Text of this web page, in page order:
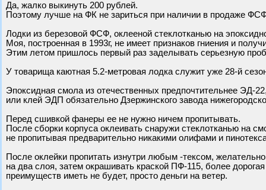
Да, жалко выкинуть 200 рублей.
Поэтому лучше на ФК не зариться при наличии в продаже
Лодки из березовой ФСФ, оклееной стеклотканью на
Моя, построенная в 1993г, не имеет признаков гниения и
Этим летом пришлось первый раз заделывать серьезную
У товарища каютная 5.2-метровая лодка служит уже 28-й
Эпоксидная смола из отечественных предпочтительнее ЭД-
или клей ЭДП обязательно Дзержинского завода
Перед сшивкой фанеры ее не нужно ничем пропитывать.
После сборки корпуса оклеивать снаружи стеклотканью на
не пропитывая предварительно никакими олифами и
После оклейки пропитать изнутри любым -тексом,
на два слоя, затем окрашивать краской ПФ-115, более дорогая
преимуществ иметь не будет, просто деньги на ветер.